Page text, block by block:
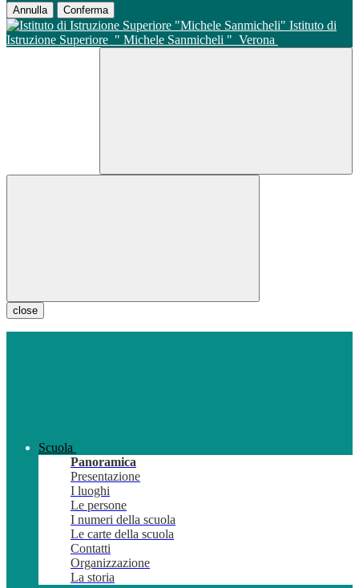
Annulla Conferma
Istituto di
Istruzione Superiore " Michele Sanmicheli " Verona
close
Scuola
Panoramica
Presentazione
I luoghi
Le persone
I numeri della scuola
Le carte della scuola
Contatti
Organizzazione
La storia